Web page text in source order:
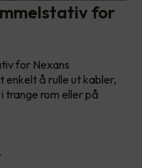
for
for Nexans
å rulle ut kabler,
trange rom eller på